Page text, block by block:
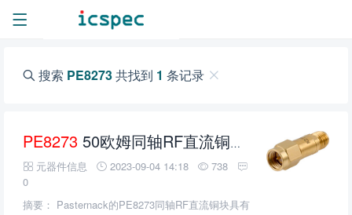
搜索 PE8273共找到 1 条记录
PE8273 50欧姆同轴RF直流铜制块的介绍、特性、及应用
元器件信息 2023-09-04 14:18
738
0
摘要： Pasternack的PE8273同轴RF直流铜块具有